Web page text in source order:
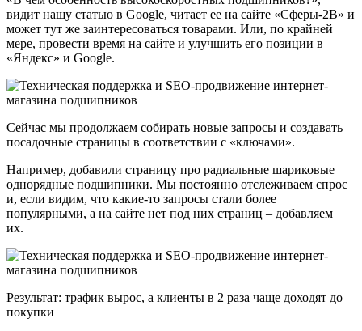
видит нашу статью в Google, читает ее на сайте «Сферы-2В» и
может тут же заинтересоваться товарами. Или, по крайней
мере, провести время на сайте и улучшить его позиции в
«Яндекс» и Google.
Сейчас мы продолжаем собирать новые запросы и создавать
посадочные страницы в соответствии с «ключами».
Например, добавили страницу про радиальные шариковые
однорядные подшипники. Мы постоянно отслеживаем спрос
и, если видим, что какие-то запросы стали более
популярными, а на сайте нет под них страниц – добавляем
их.
Результат: трафик вырос, а клиенты в 2 раза чаще доходят до
покупки